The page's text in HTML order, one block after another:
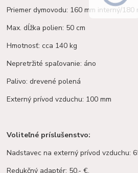
Priemer dymovodu: 160 mm interný/180
Max. dĺžka polien: 50 cm
Hmotnosť: cca 140 kg
Nepretržité spaľovanie: áno
Palivo: drevené polená
Externý prívod vzduchu: 100 mm
Voliteľné príslušenstvo:
Nadstavec na externý prívod vzduchu:
Redukčný adaptér: 50.- €.